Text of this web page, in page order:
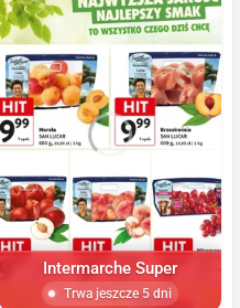
Intermarche Super
Trwa jeszcze 5 dni